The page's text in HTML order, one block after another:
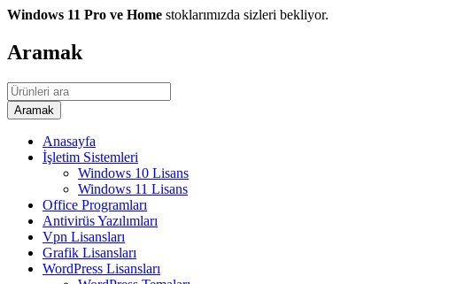
Windows 11 Pro ve Home stoklarımızda sizleri bekliyor.
Aramak
Anasayfa
İşletim Sistemleri
Windows 10 Lisans
Windows 11 Lisans
Office Programları
Antivirüs Yazılımları
Vpn Lisansları
Grafik Lisansları
WordPress Lisansları